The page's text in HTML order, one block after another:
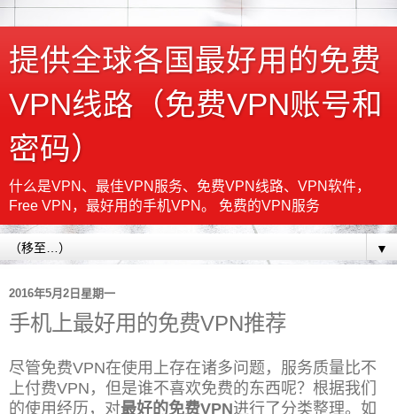
提供全球各国最好用的免费
VPN线路（免费VPN账号和
密码）
什么是VPN、最佳VPN服务、免费VPN线路、VPN软件，
Free VPN，最好用的手机VPN。 免费的VPN服务
▼
2016年5月2日星期一
手机上最好用的免费VPN推荐
尽管免费VPN在使用上存在诸多问题，服务质量比不
上付费VPN，但是谁不喜欢免费的东西呢？根据我们
的使用经历，对最好的免费VPN进行了分类整理。如